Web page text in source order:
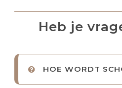
Heb je
HOE WORDT